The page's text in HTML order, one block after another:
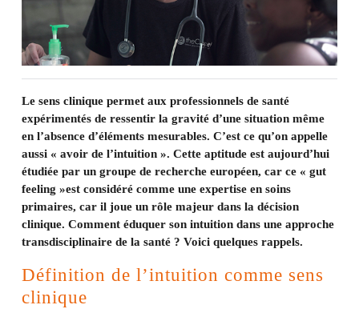
Le sens clinique permet aux professionnels de santé
expérimentés de ressentir la gravité d’une situation même
en l’absence d’éléments mesurables. C’est ce qu’on appelle
aussi « avoir de l’intuition ». Cette aptitude est aujourd’hui
étudiée par un groupe de recherche européen, car ce « gut
feeling »est considéré comme une expertise en soins
primaires, car il joue un rôle majeur dans la décision
clinique. Comment éduquer son intuition dans une approche
transdisciplinaire de la santé ? Voici quelques rappels.
Définition de l’intuition comme sens
clinique